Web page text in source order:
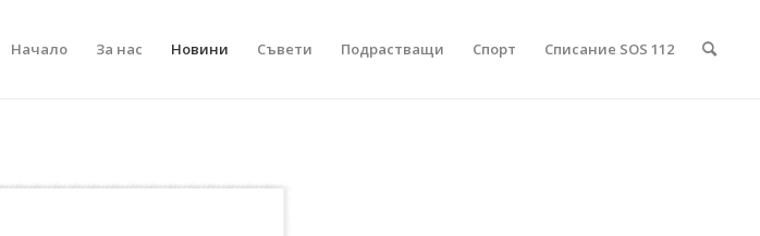
Начало За нас Новини Съвети Подрастващи Спорт Списание SOS 112